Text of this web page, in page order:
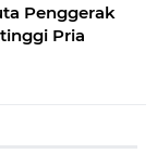
Penggerak
Pria